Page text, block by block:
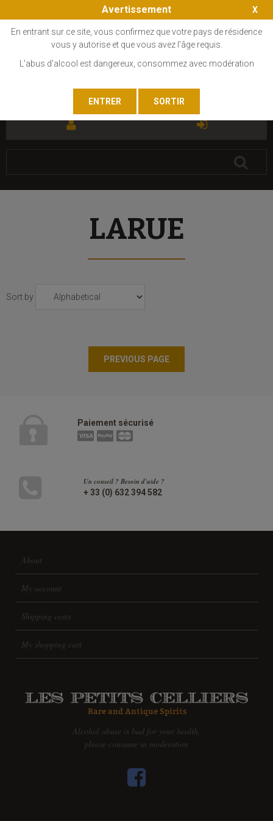
LARUE
Sort by
Paiement sécurisé
Un conseil ? Besoin d'aide ?
+ 33 (0) 632 394 582
About
My account
Shipping costs
My shopping cart
Alcohol abuse is bad for your health,
please consume in moderation
Avertissement
En entrant sur ce site, vous confirmez que votre pays de résidence
vous y autorise et que vous avez l'âge requis.
L'abus d'alcool est dangereux, consommez avec modération